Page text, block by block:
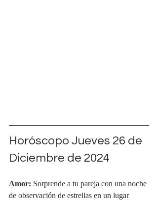
Horóscopo Jueves 26 de
Diciembre de 2024
Amor: Sorprende a tu pareja con una noche
de observación de estrellas en un lugar